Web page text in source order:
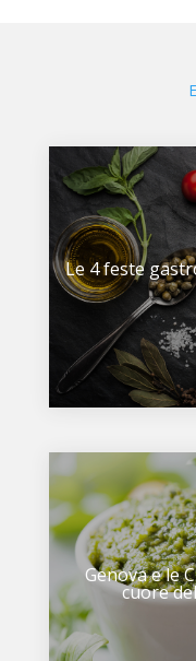
Le 4 feste
Genova e le
cuore